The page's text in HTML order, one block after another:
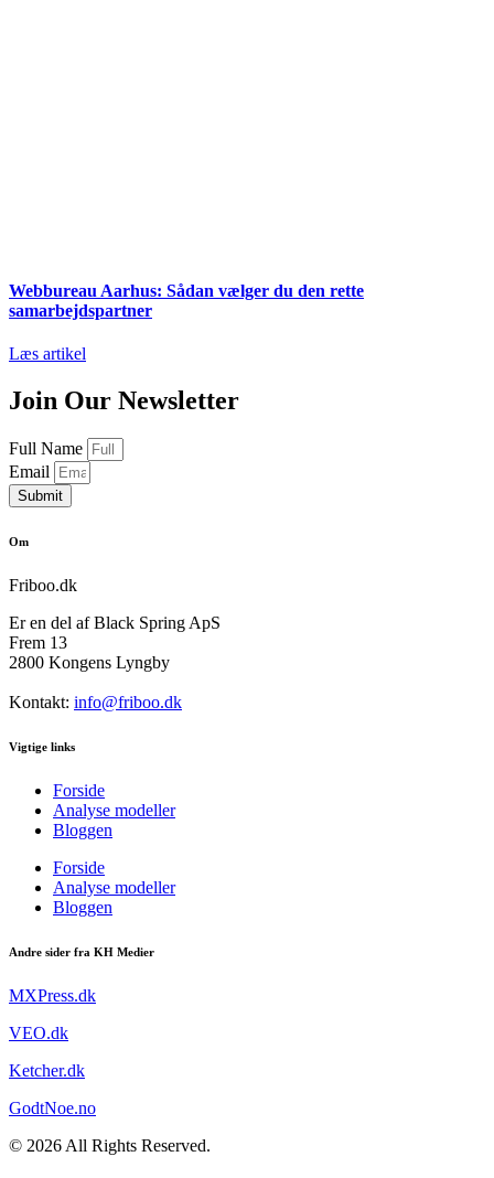
Webbureau Aarhus: Sådan vælger du den rette
samarbejdspartner
Læs artikel
Join Our Newsletter
Full Name
Email
Submit
Om
Friboo.dk
Er en del af Black Spring ApS
Frem 13
2800 Kongens Lyngby
Kontakt: info@friboo.dk
Vigtige links
Forside
Analyse modeller
Bloggen
Forside
Analyse modeller
Bloggen
Andre sider fra KH Medier
MXPress.dk
VEO.dk
Ketcher.dk
GodtNoe.no
© 2026 All Rights Reserved.